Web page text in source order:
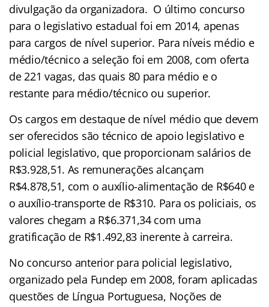
divulgação da organizadora. O último concurso
para o legislativo estadual foi em 2014, apenas
para cargos de nível superior. Para níveis médio e
médio/técnico a seleção foi em 2008, com oferta
de 221 vagas, das quais 80 para médio e o
restante para médio/técnico ou superior.
Os cargos em destaque de nível médio que devem
ser oferecidos são técnico de apoio legislativo e
policial legislativo, que proporcionam salários de
R$3.928,51. As remunerações alcançam
R$4.878,51, com o auxílio-alimentação de R$640 e
o auxílio-transporte de R$310. Para os policiais, os
valores chegam a R$6.371,34 com uma
gratificação de R$1.492,83 inerente à carreira.
No concurso anterior para policial legislativo,
organizado pela Fundep em 2008, foram aplicadas
questões de Língua Portuguesa, Noções de